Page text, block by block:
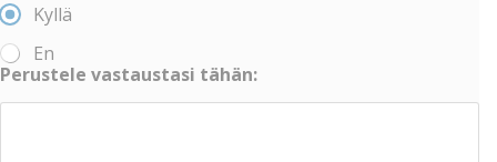
Kyllä
En
Perustele vastaustasi tähän: